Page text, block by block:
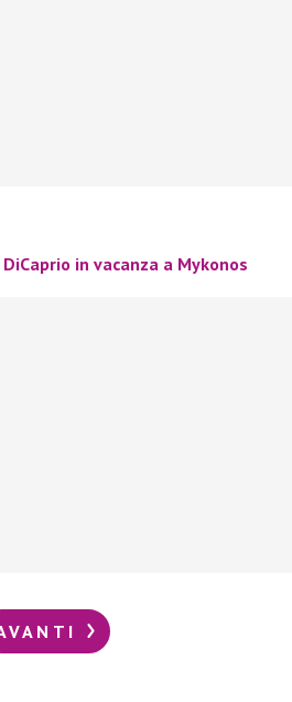
DiCaprio in vacanza a Mykonos